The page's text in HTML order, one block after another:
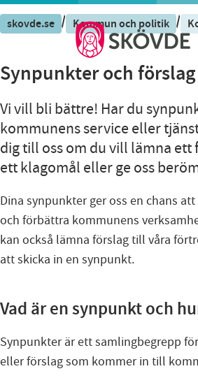
skovde.se / Kommun och politik /
Synpunkter och förslag
Vi vill bli bättre! Har du
kommunens service eller
dig till oss om du vill lämna ett
ett klagomål eller ge oss
Dina synpunkter ger oss en chans
och förbättra kommunens
kan också lämna förslag till våra
att skicka in en synpunkt.
Vad är en synpunkt och
Synpunkter är ett samlingbegrepp
eller förslag som kommer in till